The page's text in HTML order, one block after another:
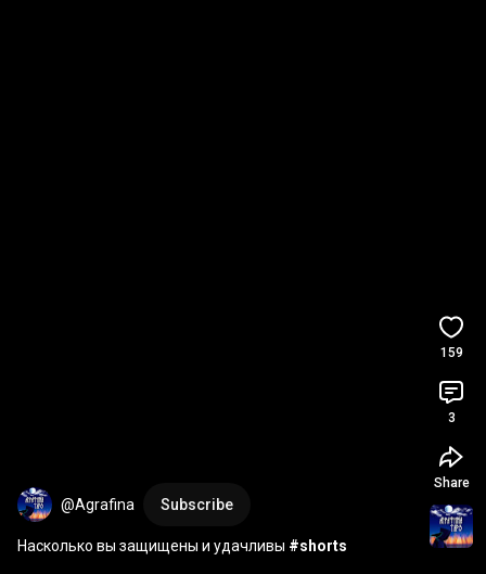
@Agrafina Subscribe
Насколько вы защищены и удачливы #shorts
159
3
Share